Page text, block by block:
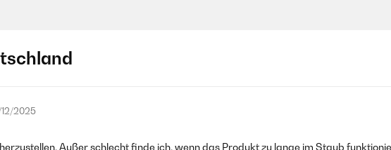
2025
Außer schlecht finde ich, wenn das Produkt zu lange im Staub